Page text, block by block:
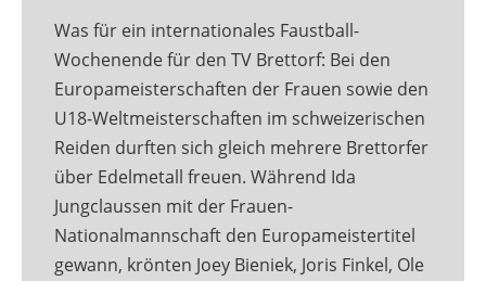
Was für ein internationales Faustball-
Wochenende für den TV Brettorf: Bei den
Europameisterschaften der Frauen sowie den
U18-Weltmeisterschaften im schweizerischen
Reiden durften sich gleich mehrere Brettorfer
über Edelmetall freuen. Während Ida
Jungclaussen mit der Frauen-
Nationalmannschaft den Europameistertitel
gewann, krönten Joey Bieniek, Joris Finkel, Ole